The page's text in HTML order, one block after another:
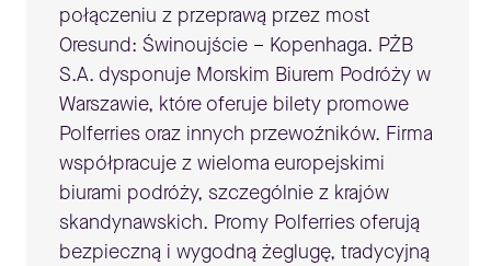
połączeniu z przeprawą przez most
Oresund: Świnoujście – Kopenhaga. PŻB
S.A. dysponuje Morskim Biurem Podróży w
Warszawie, które oferuje bilety promowe
Polferries oraz innych przewoźników. Firma
współpracuje z wieloma europejskimi
biurami podróży, szczególnie z krajów
skandynawskich. Promy Polferries oferują
bezpieczną i wygodną żeglugę, tradycyjną